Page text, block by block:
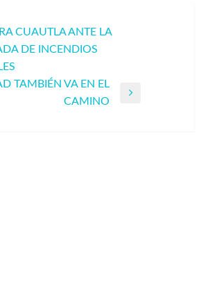
CUAUTLA ANTE LA
DE INCENDIOS
TAMBIÉN VA EN EL
CAMINO